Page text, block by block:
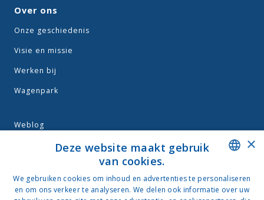
Over ons
Onze geschiedenis
Visie en missie
Werken bij
Wagenpark
Weblog
Algemene voorwaarden
DUTCH
NEDERLANDS
×
Deze website maakt gebruik
van cookies.
We gebruiken cookies om inhoud en advertenties te personaliseren
en om ons verkeer te analyseren. We delen ook informatie over uw